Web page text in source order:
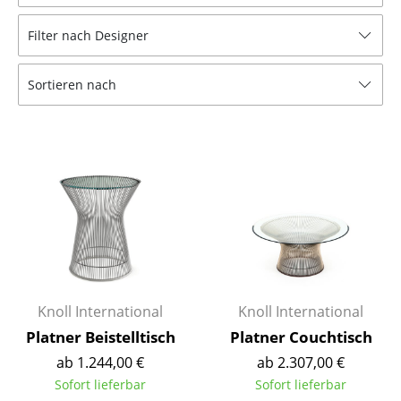
Bänke & Liegen
Sitzsäcke
Schaukelstühle
Bürodrehstühle
Konferenzstühle
Bürosessel
Einzelteile
... alle Sitzmöbel
Filter nach Designer
Sortieren nach
Knoll International
Platner Beistelltisch
ab 1.244,00 €
Sofort lieferbar
Knoll International
Platner Couchtisch
ab 2.307,00 €
Sofort lieferbar